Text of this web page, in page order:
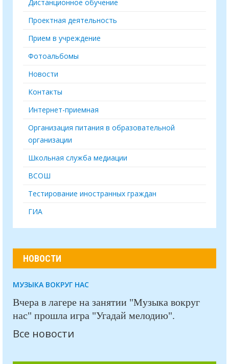
Дистанционное обучение
Проектная деятельность
Прием в учреждение
Фотоальбомы
Новости
Контакты
Интернет-приемная
Организация питания в образовательной
организации
Школьная служба медиации
ВСОШ
Тестирование иностранных граждан
ГИА
НОВОСТИ
МУЗЫКА ВОКРУГ НАС
Вчера в лагере на занятии "Музыка вокруг
нас" прошла игра "Угадай мелодию".
Все новости